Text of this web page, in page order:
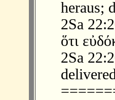
heraus;
2Sa
ὅτι
2Sa